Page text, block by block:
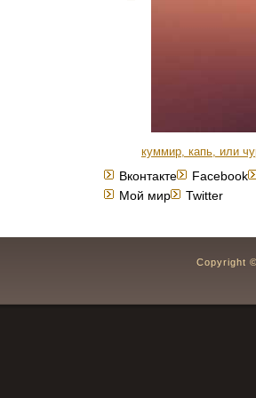
куммир, капь, или
Вконтакте
Facebook
Мой мир
Twitter
Copyright